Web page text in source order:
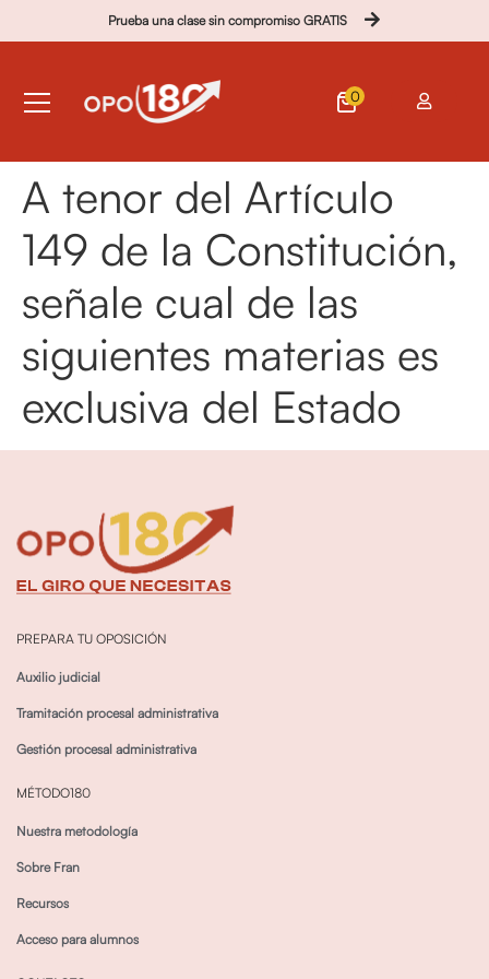
Prueba una clase sin compromiso GRATIS
0
A tenor del Artículo
149 de la Constitución,
señale cual de las
siguientes materias es
exclusiva del Estado
PREPARA TU OPOSICIÓN
Auxilio judicial
Tramitación procesal administrativa
Gestión procesal administrativa
MÉTODO180
Nuestra metodología
Sobre Fran
Recursos
Acceso para alumnos